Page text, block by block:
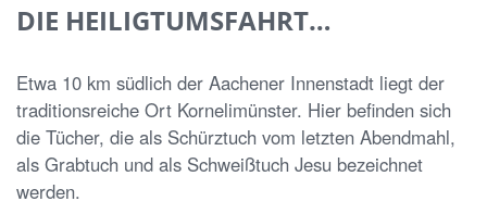
DIE HEILIGTUMSFAHRT…
Etwa 10 km südlich der Aachener Innenstadt liegt der
traditionsreiche Ort Kornelimünster. Hier befinden sich
die Tücher, die als Schürztuch vom letzten Abendmahl,
als Grabtuch und als Schweißtuch Jesu bezeichnet
werden.